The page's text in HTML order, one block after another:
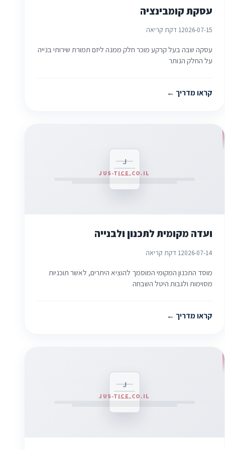
עסקת קומבינציה
2026-07-151 דקת קריאה
עסקה שבה בעל קרקע מוכר חלק ממנה ליזם תמורת שירותי בנייה
על החלק הנותר
קראו מדריך
J
JUS-TICE.CO.IL
ועדה מקומית לתכנון ולבנייה
2026-07-141 דקת קריאה
מוסד התכנון המקומי המוסמך להוציא היתרים, לאשר תוכניות
מסוימות ולגבות היטל השבחה
קראו מדריך
J
JUS-TICE.CO.IL